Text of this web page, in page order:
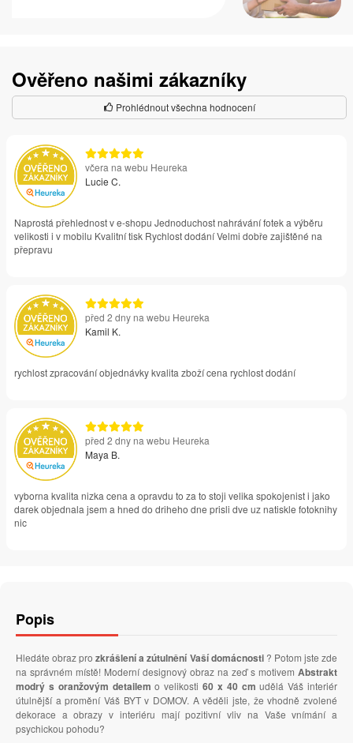
Ověřeno našimi zákazníky
Prohlédnout všechna hodnocení
včera na webu Heureka
Lucie C.
Naprostá přehlednost v e-shopu Jednoduchost nahrávání fotek a výběru
velikosti i v mobilu Kvalitní tisk Rychlost dodání Velmi dobře zajištěné na
přepravu
před 2 dny na webu Heureka
Kamil K.
rychlost zpracování objednávky kvalita zboží cena rychlost dodání
před 2 dny na webu Heureka
Maya B.
vyborna kvalita nizka cena a opravdu to za to stoji velika spokojenist i jako
darek objednala jsem a hned do driheho dne prisli dve uz natiskle fotoknihy
nic
Popis
Hledáte obraz prozkrášlení a zútulnění Vaší domácnosti? Potom jste zde
na správném místě! Moderní designový obraz na zeď s motivem Abstrakt
modrý s oranžovým detailem o velikosti 60 x 40 cm udělá Váš interiér
útulnější a promění Váš BYT v DOMOV. A věděli jste, že vhodně zvolené
dekorace a obrazy v interiéru mají pozitivní vliv na Vaše vnímání a
psychickou pohodu?